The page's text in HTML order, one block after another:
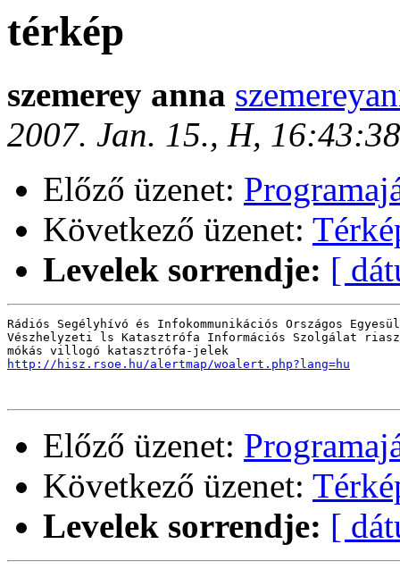
térkép
szemerey anna
2007. Jan. 15., H,
Előző üzenet:
Következő üzenet:
Levelek sorrendje: [
Rádiós Segélyhívó és Infokommunikációs Országos
Vészhelyzeti ls Katasztrófa Információs Szolgálat
http://hisz.rsoe.hu/alertmap/woalert.php?lang=hu
Előző üzenet:
Következő üzenet:
Levelek sorrendje: [